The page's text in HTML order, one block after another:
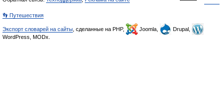
👣 Путешествия
Экспорт словарей на сайты , сделанные на PHP, Joomla,
Drupal,
WordPress, MODx.